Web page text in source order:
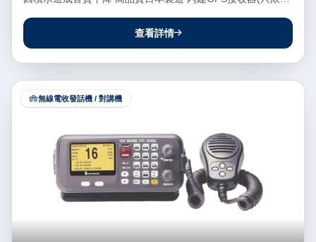
AIS收發機 掃描和自定頻道功能 雙頻/
查看詳情
無線電收發話機 / 對講機